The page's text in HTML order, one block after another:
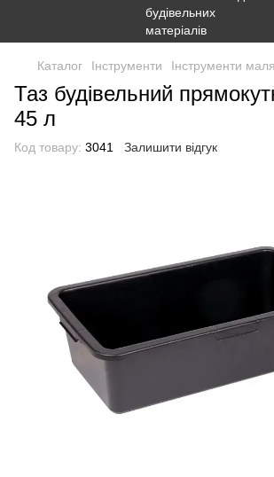
Каталог Інструменти Інструменти
Таз будівельний
45 л
Код товару: 3041 Залишити відгук